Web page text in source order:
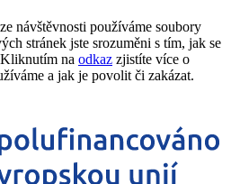
návštěvnosti používáme soubory
stránek jste srozuměni s tím, jak se
na odkaz zjistíte více o
a jak je povolit či zakázat.